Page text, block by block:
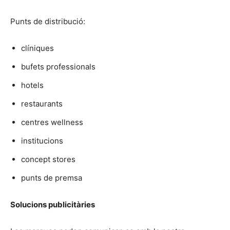
Punts de distribució:
clíniques
bufets professionals
hotels
restaurants
centres wellness
institucions
concept stores
punts de premsa
Solucions publicitàries